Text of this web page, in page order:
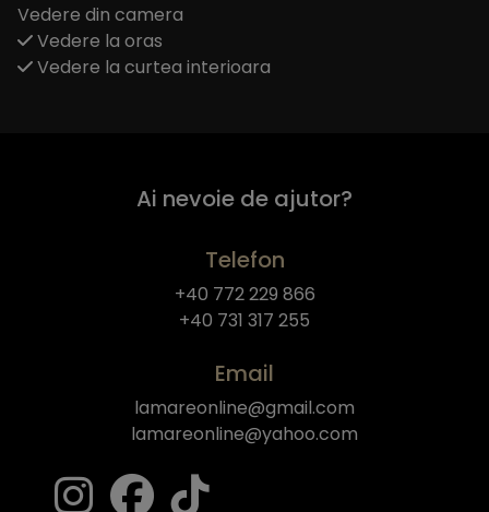
Vedere din camera
Vedere la oras
Vedere la curtea interioara
Ai nevoie de ajutor?
Telefon
+40 772 229 866
+40 731 317 255
Email
lamareonline@gmail.com
lamareonline@yahoo.com